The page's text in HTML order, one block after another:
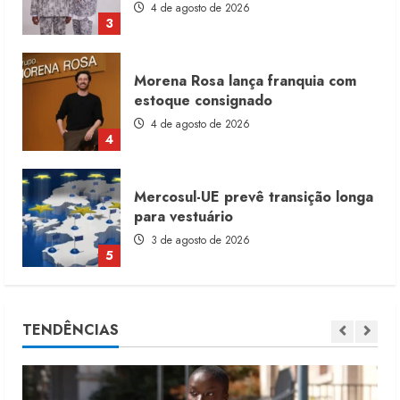
4
4 de agosto de 2026
5
Mercosul-UE prevê transição longa
para vestuário
3 de agosto de 2026
1
Renata Caixeta assume Movimento
Sou de Algodão
5 de agosto de 2026
2
TENDÊNCIAS